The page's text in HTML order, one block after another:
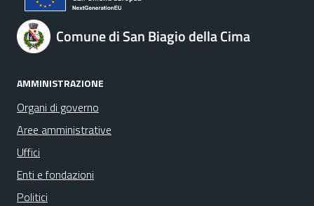
Comune di San Biagio della Cima
AMMINISTRAZIONE
Organi di governo
Aree amministrative
Uffici
Enti e fondazioni
Politici